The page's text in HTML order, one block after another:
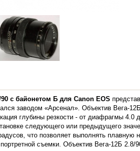
с байонетом Б для Canon EOS
заводом «Арсенал». Объектив Вега-
глубины резкости - от диафрагмы
следующего или предыдущего
что позволяет выполнять
съемки. Объектив Вега-12Б